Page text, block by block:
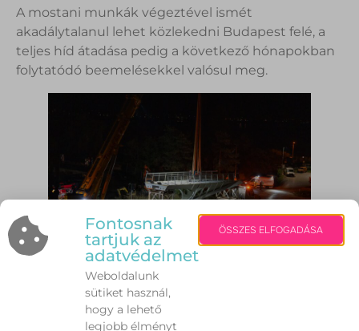
A mostani munkák végeztével ismét
akadálytalanul lehet közlekedni Budapest felé, a
teljes híd átadása pedig a következő hónapokban
folytatódó beemelésekkel valósul meg.
Fontosnak
tartjuk az
adatvédelmet
Weboldalunk
sütiket használ,
hogy a lehető
legjobb élményt
ÖSSZES ELFOGADÁSA